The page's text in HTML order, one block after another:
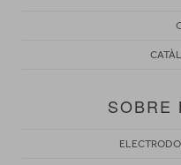
SOBRE